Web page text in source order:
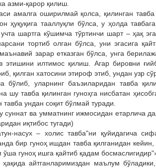
азми-қарор қилиш.
амалга оширилмай қолса, қилинган тавба
ҳуқуқига тааллуқли бўлса, у ҳолда
шартга кўшимча тўртинчи шарт – ҳақ
тортиб олган бўлса, уни эгасига
зарар етказган бўлса, унга
илтимос қилиш. Агар бировни
қилган хaтосини этироф этиб, ундан узр
бўлиб, уларнинг баъзиларидан тавба
шу тавба қилинган гуноҳга нисбатан
ундан соқит бўлмай туради.
суннат ва умматнинг ижмосидан етарлича
иқтибос тугади)
насух – холис тавба"ни қуйидагича
бир гуноҳ ишдан тавба қилганидан кейин,
гуноҳ ишга қайтиб қадам
айтганларимиздан маълум